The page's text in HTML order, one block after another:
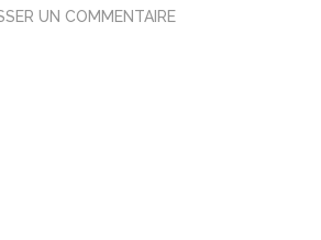
UN COMMENTAIRE